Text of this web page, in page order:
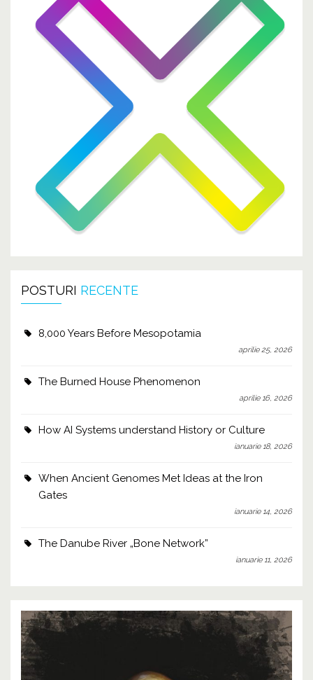
POSTURI RECENTE
8,000 Years Before Mesopotamia
aprilie 25, 2026
The Burned House Phenomenon
aprilie 16, 2026
How AI Systems understand History or Culture
ianuarie 18, 2026
When Ancient Genomes Met Ideas at the Iron
Gates
ianuarie 14, 2026
The Danube River „Bone Network”
ianuarie 11, 2026